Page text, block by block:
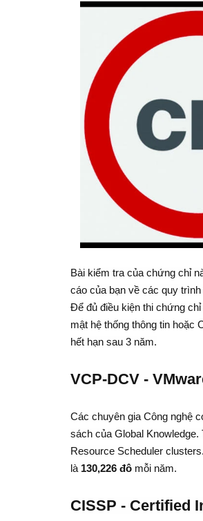
Bài kiểm tra của chứng chỉ
cáo của bạn về các quy
Để đủ điều kiện thi chứng
mật hệ thống thông tin hoặc
hết hạn sau 3 năm.
VCP-DCV -
Các chuyên gia Công nghệ
sách của Global
Resource Scheduler
là 130,226 đô mỗi năm.
CISSP - Certified